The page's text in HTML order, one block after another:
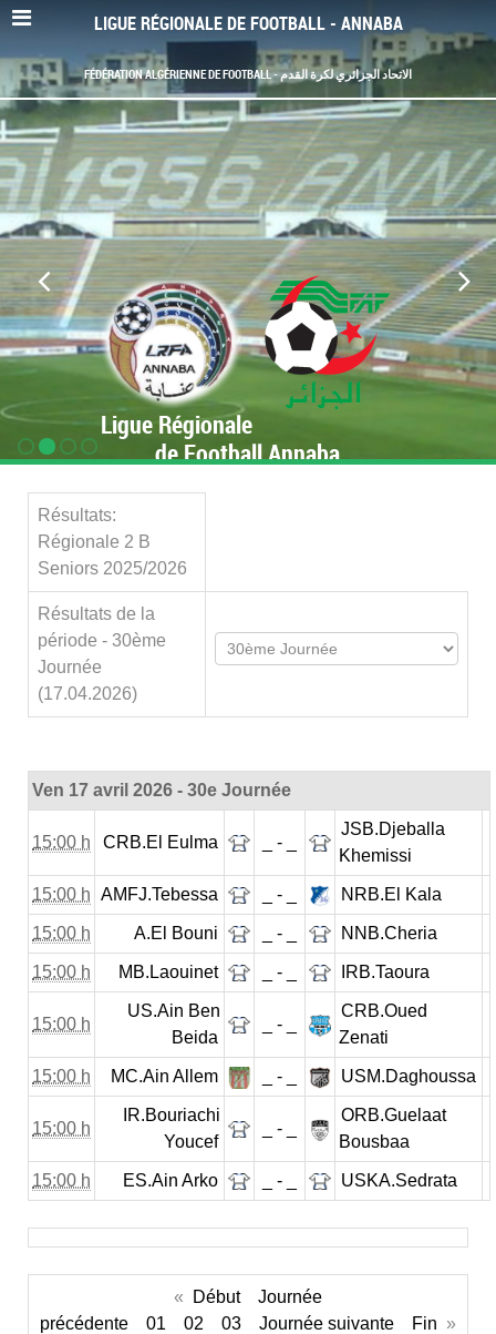
LIGUE RÉGIONALE DE FOOTBALL - ANNABA
FÉDÉRATION ALGÉRIENNE DE FOOTBALL - الاتحاد الجزائري لكرة القدم
Ligue Régionale
de Football Annaba
Résultats:
Régionale 2 B
Seniors 2025/2026
Résultats de la
période - 30ème
Journée
(17.04.2026)
Ven 17 avril 2026 - 30e Journée
15:00 h CRB.El Eulma _ - _
JSB.Djeballa
Khemissi
15:00 h AMFJ.Tebessa _ - _ NRB.El Kala
15:00 h A.El Bouni _ - _ NNB.Cheria
15:00 h MB.Laouinet _ - _ IRB.Taoura
15:00 h
US.Ain Ben
Beida
_ - _
CRB.Oued
Zenati
15:00 h MC.Ain Allem _ - _ USM.Daghoussa
15:00 h
IR.Bouriachi
Youcef
_ - _
ORB.Guelaat
Bousbaa
15:00 h ES.Ain Arko _ - _ USKA.Sedrata
« Début
Journée
précédente
01 02 03 Journée suivante Fin »